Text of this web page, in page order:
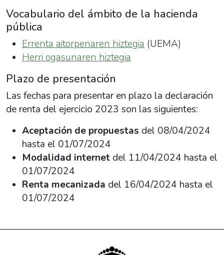
Vocabulario del ámbito de la hacienda
pública
Errenta aitorpenaren hiztegia (UEMA)
Herri ogasunaren hiztegia
Plazo de presentación
Las fechas para presentar en plazo la declaración
de renta del ejercicio 2023 son las siguientes:
Aceptación de propuestas del 08/04/2024
hasta el 01/07/2024
Modalidad internet del 11/04/2024 hasta el
01/07/2024
Renta mecanizada del 16/04/2024 hasta el
01/07/2024